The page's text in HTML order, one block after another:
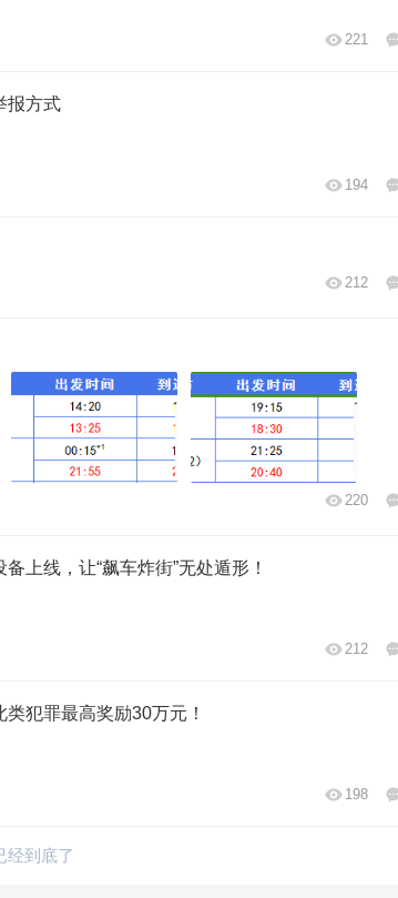
221
报方式
194
212
220
上线，让“飙车炸街”无处遁形！
212
犯罪最高奖励30万元！
198
经到底了